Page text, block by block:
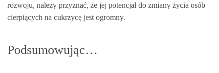
rozwoju, należy przyznać, że jej potencjał do zmiany życia osób
cierpiących na cukrzycę jest ogromny.
Podsumowując…